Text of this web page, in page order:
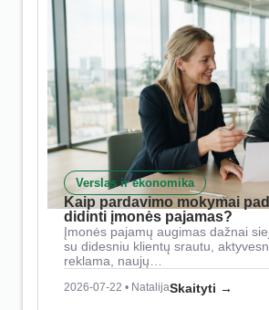
Verslas ir ekonomika
Kaip pardavimo mokymai
didinti įmonės pajamas?
Įmonės pajamų augimas dažnai
su didesniu klientų srautu,
reklama, naujų…
2026-07-22 • NatalijaSkaityti →